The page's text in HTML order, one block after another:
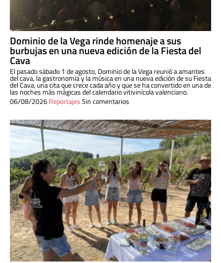
Dominio de la Vega rinde homenaje a sus
burbujas en una nueva edición de la Fiesta del
Cava
El pasado sábado 1 de agosto, Dominio de la Vega reunió a amantes
del cava, la gastronomía y la música en una nueva edición de su Fiesta
del Cava, una cita que crece cada año y que se ha convertido en una de
las noches más mágicas del calendario vitivinícola valenciano.
06/08/2026ReportajesSin comentarios